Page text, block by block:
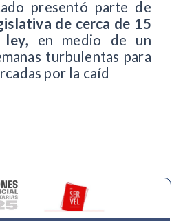
presentó parte de
de cerca de 15
ley, en medio de un
turbulentas para
por la caíd